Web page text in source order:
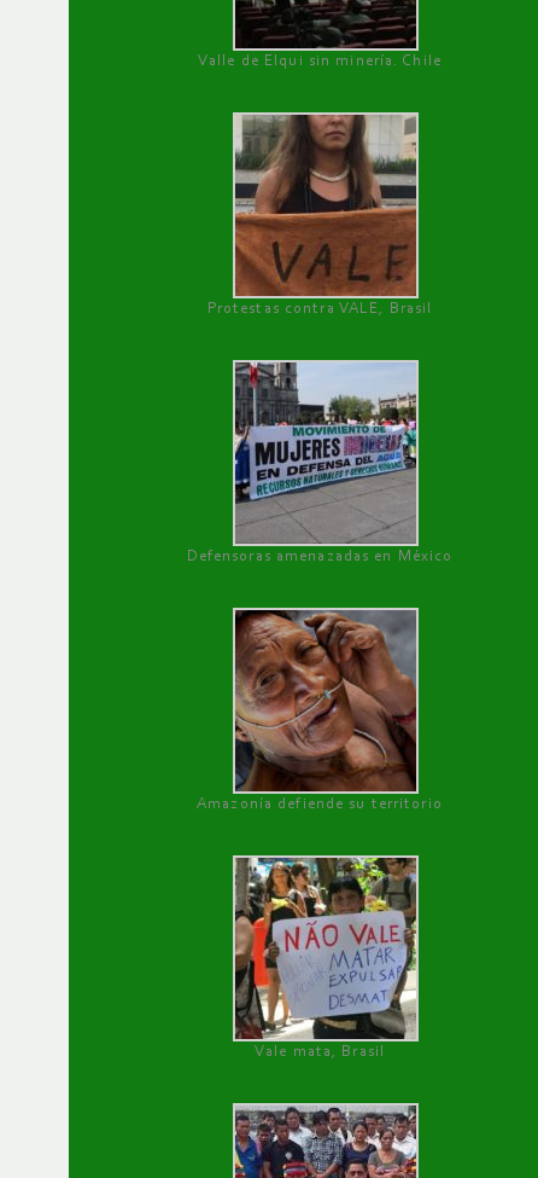
Valle de Elqui sin minería. Chile
Protestas contra VALE, Brasil
Defensoras amenazadas en México
Amazonía defiende su territorio
Vale mata, Brasil